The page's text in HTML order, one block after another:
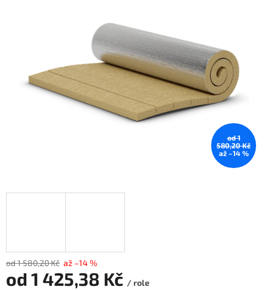
od 1
580,20 Kč
až –14 %
od 1 580,20 Kč až –14 %
od 1 425,38 Kč / role